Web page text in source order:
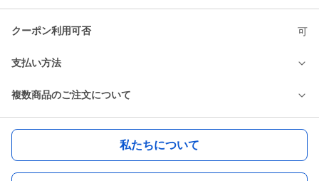
クーポン利用可否 可
支払い方法
複数商品のご注文について
私たちについて